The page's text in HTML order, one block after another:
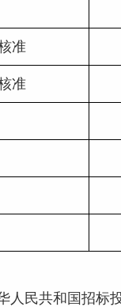
准
准
民共和国招标